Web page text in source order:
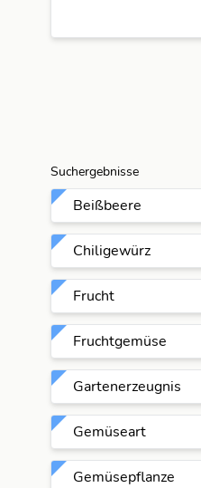
Suchergebnisse
Beißbeere
Chiligewürz
Frucht
Fruchtgemüse
Gartenerzeugnis
Gemüseart
Gemüsepflanze